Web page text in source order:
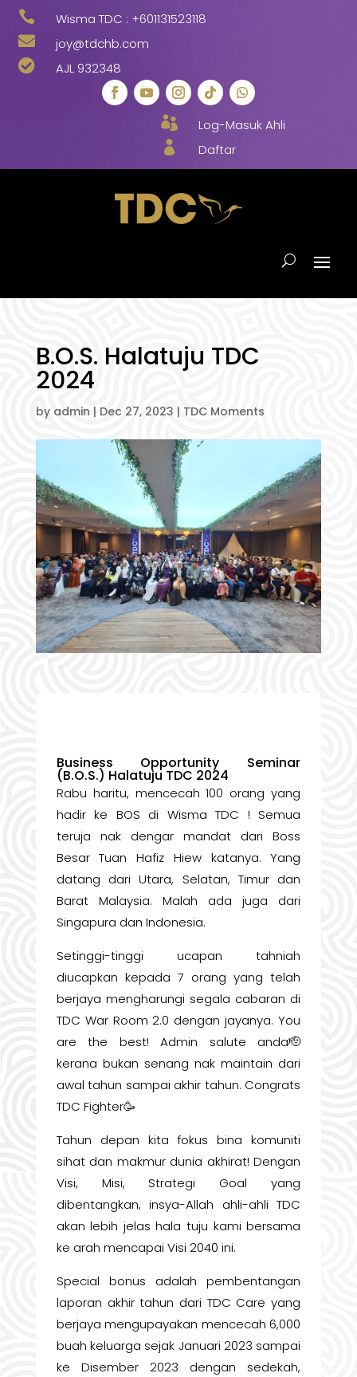
 Wisma TDC : +601131523118

joy@tdchb.com

AJL 932348

Log-Masuk Ahli

Daftar
B.O.S. Halatuju TDC
2024
by admin | Dec 27, 2023 | TDC Moments
Business Opportunity Seminar
(B.O.S.) Halatuju TDC 2024
Rabu haritu, mencecah 100 orang yang
hadir ke BOS di Wisma TDC ! Semua
teruja nak dengar mandat dari Boss
Besar Tuan Hafiz Hiew katanya. Yang
datang dari Utara, Selatan, Timur dan
Barat Malaysia. Malah ada juga dari
Singapura dan Indonesia.
Setinggi-tinggi ucapan tahniah
diucapkan kepada 7 orang yang telah
berjaya mengharungi segala cabaran di
TDC War Room 2.0 dengan jayanya. You
are the best! Admin salute anda🫡
kerana bukan senang nak maintain dari
awal tahun sampai akhir tahun. Congrats
TDC Fighter🥳
Tahun depan kita fokus bina komuniti
sihat dan makmur dunia akhirat! Dengan
Visi, Misi, Strategi Goal yang
dibentangkan, insya-Allah ahli-ahli TDC
akan lebih jelas hala tuju kami bersama
ke arah mencapai Visi 2040 ini.
Special bonus adalah pembentangan
laporan akhir tahun dari TDC Care yang
berjaya mengupayakan mencecah 6,000
buah keluarga sejak Januari 2023 sampai
ke Disember 2023 dengan sedekah,